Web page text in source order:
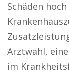
Schäden
Arztwahl,
im